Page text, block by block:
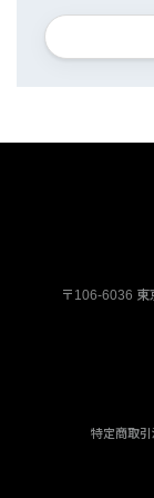
〒106-6036 東
特定商取